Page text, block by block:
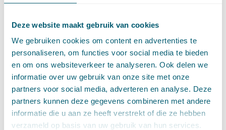
Deze website maakt gebruik van cookies
We gebruiken cookies om content en advertenties te
personaliseren, om functies voor social media te bieden
en om ons websiteverkeer te analyseren. Ook delen we
informatie over uw gebruik van onze site met onze
partners voor social media, adverteren en analyse. Deze
partners kunnen deze gegevens combineren met andere
informatie die u aan ze heeft verstrekt of die ze hebben
verzameld op basis van uw gebruik van hun services.
mei (7)
maart (17)
februari (17)
januari (18)
►
2023 (177)
december (12)
november (16)
oktober (17)
september (14)
augustus (9)